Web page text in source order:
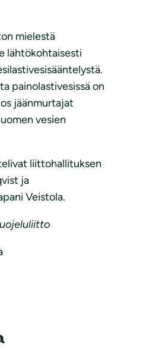
mielestä
lähtökohtaisesti
painolastivesissä on
jäänmurtajat
vesien
liittohallituksen
ja
Veistola.